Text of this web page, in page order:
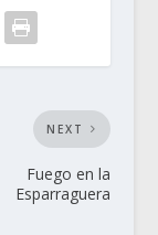
NEXT
Fuego en la
Esparraguera